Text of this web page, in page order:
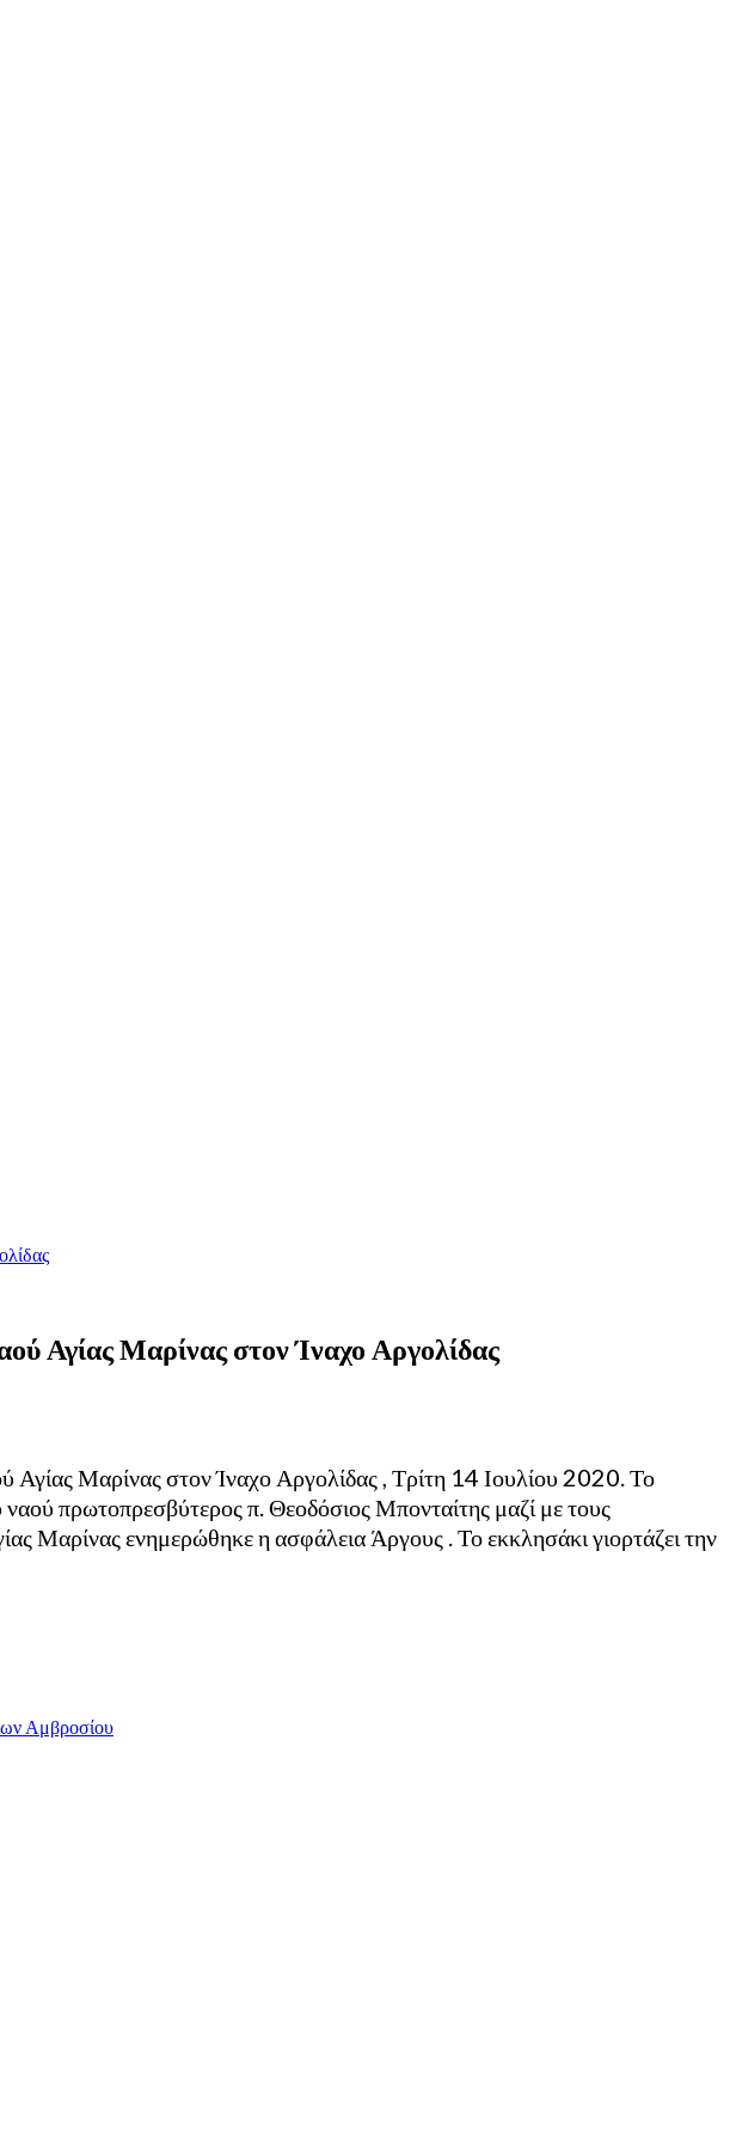
Αγίας Μαρίνας στον Ίναχο Αργολίδας
Αγίας Μαρίνας στον Ίναχο Αργολίδας , Τρίτη 14 Ιουλίου 2020. Το
πρωτοπρεσβύτερος π. Θεοδόσιος Μπονταίτης μαζί με τους
Μαρίνας ενημερώθηκε η ασφάλεια Άργους . Το εκκλησάκι γιορτάζει την
Αμβροσίου